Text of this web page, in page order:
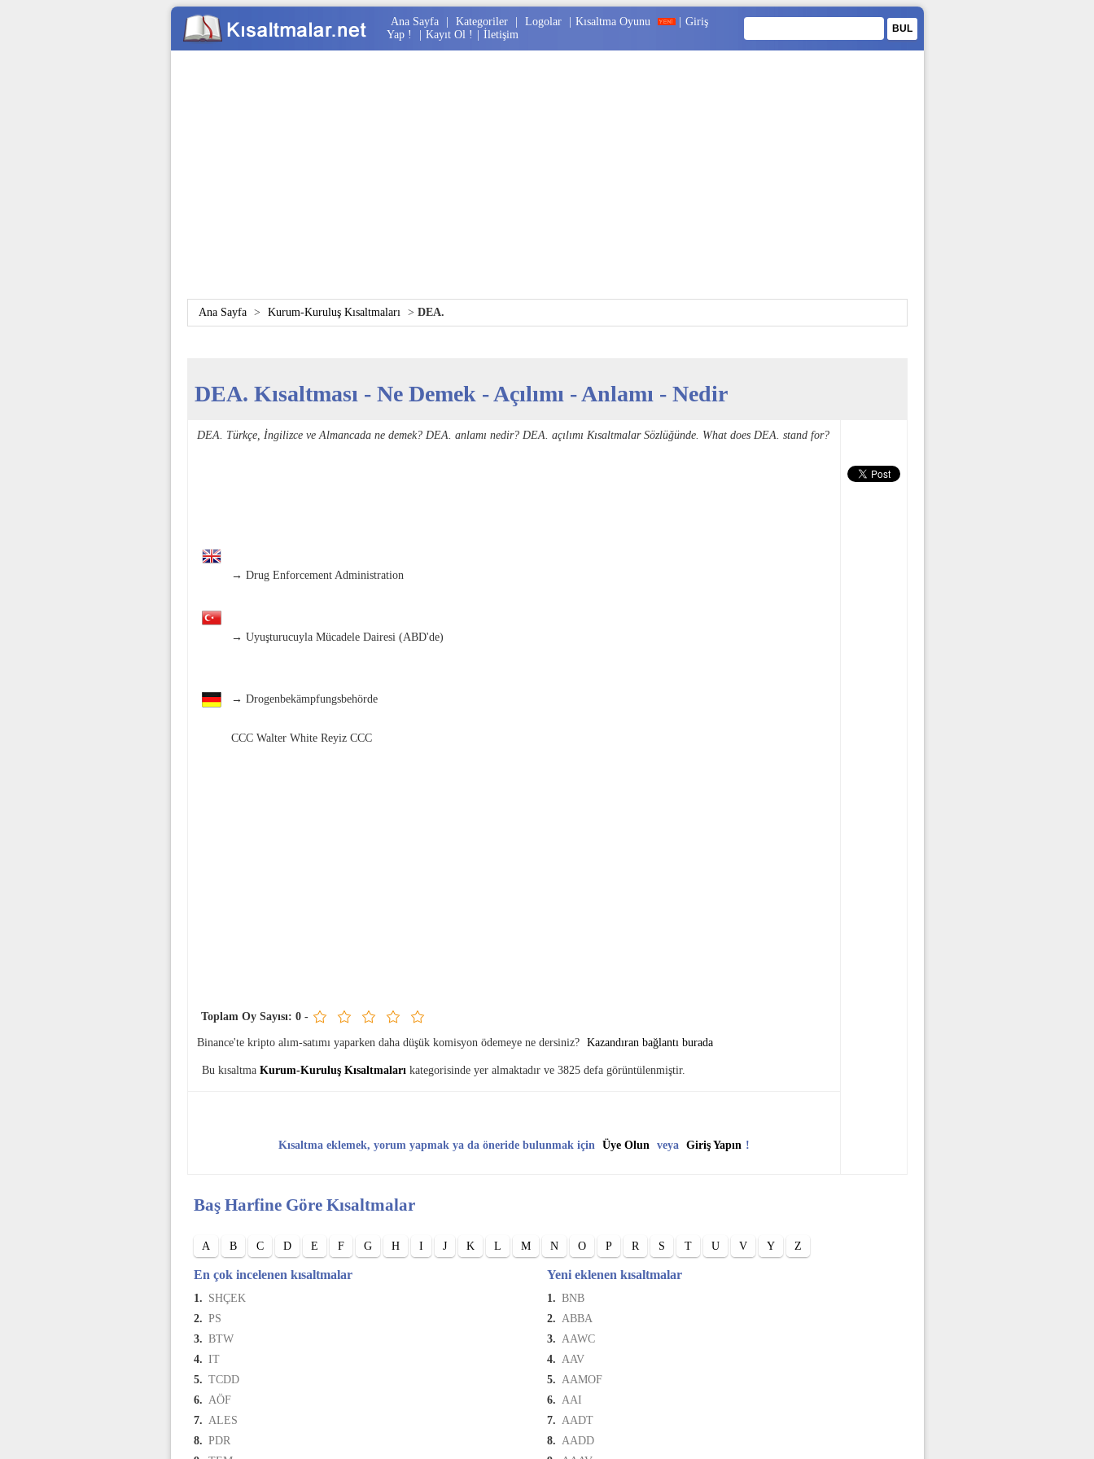
Ana Sayfa Kategoriler Logolar Kısaltma Oyunu |
Giriş
Yap !
Kayıt Ol ! İletişim
Ana Sayfa > Kurum-Kuruluş Kısaltmaları > DEA.
DEA. Kısaltması - Ne Demek - Açılımı - Anlamı - Nedir
DEA. Türkçe, İngilizce ve Almancada ne demek? DEA. anlamı nedir? DEA. açılımı Kısaltmalar Sözlüğünde. What does DEA. stand for?
→ Drug Enforcement Administration
→ Uyuşturucuyla Mücadele Dairesi (ABD'de)
→ Drogenbekämpfungsbehörde
CCC Walter White Reyiz CCC
Toplam Oy Sayısı: 0-
Binance'te kripto alım-satımı yaparken daha düşük komisyon ödemeye ne dersiniz? Kazandıran bağlantı burada
Bu kısaltma Kurum-Kuruluş Kısaltmaları kategorisinde yer almaktadır ve 3825 defa görüntülenmiştir.
Kısaltma eklemek, yorum yapmak ya da öneride bulunmak için Üye Olun veya Giriş Yapın !
Baş Harfine Göre Kısaltmalar
A B C D E F G H I J K L M N O P R S T U V Y Z
En çok incelenen kısaltmalar
1. SHÇEK
2. PS
3. BTW
4. IT
5. TCDD
6. AÖF
7. ALES
8. PDR
Yeni eklenen kısaltmalar
1. BNB
2. ABBA
3. AAWC
4. AAV
5. AAMOF
6. AAI
7. AADT
8. AADD